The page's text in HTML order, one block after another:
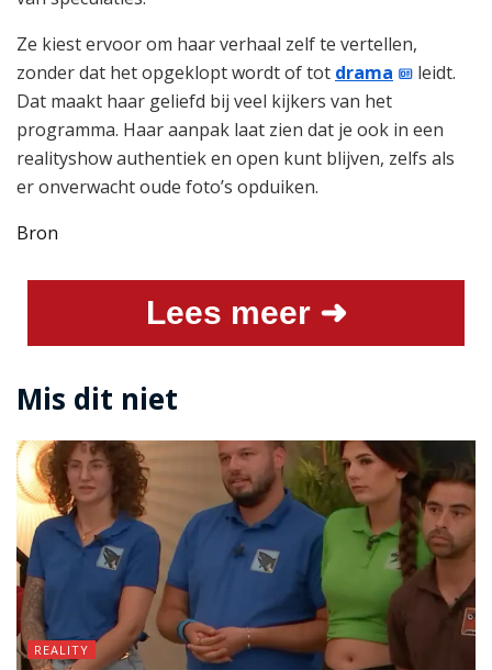
Ze kiest ervoor om haar verhaal zelf te vertellen,
zonder dat het opgeklopt wordt of tot drama
leidt.
Dat maakt haar geliefd bij veel kijkers van het
programma. Haar aanpak laat zien dat je ook in een
realityshow authentiek en open kunt blijven, zelfs als
er onverwacht oude foto’s opduiken.
Bron
Lees meer ➜
Mis dit niet
REALITY